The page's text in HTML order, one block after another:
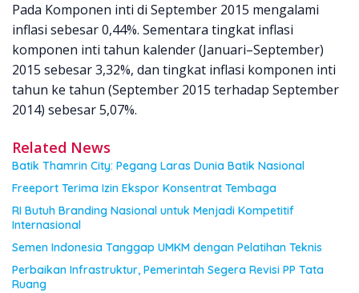
Pada Komponen inti di September 2015 mengalami
inflasi sebesar 0,44%. Sementara tingkat inflasi
komponen inti tahun kalender (Januari–September)
2015 sebesar 3,32%, dan tingkat inflasi komponen inti
tahun ke tahun (September 2015 terhadap September
2014) sebesar 5,07%.
Related News
Batik Thamrin City: Pegang Laras Dunia Batik Nasional
Freeport Terima Izin Ekspor Konsentrat Tembaga
RI Butuh Branding Nasional untuk Menjadi Kompetitif
Internasional
Semen Indonesia Tanggap UMKM dengan Pelatihan Teknis
Perbaikan Infrastruktur, Pemerintah Segera Revisi PP Tata
Ruang